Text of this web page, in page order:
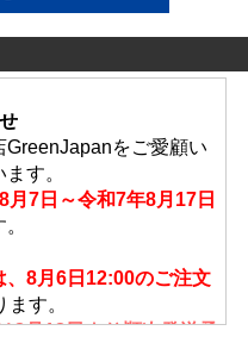
をご愛顧い
す。
月7日～令和7年8月17日
8月6日12:00のご注文
ます。
8月18日より順次発送予